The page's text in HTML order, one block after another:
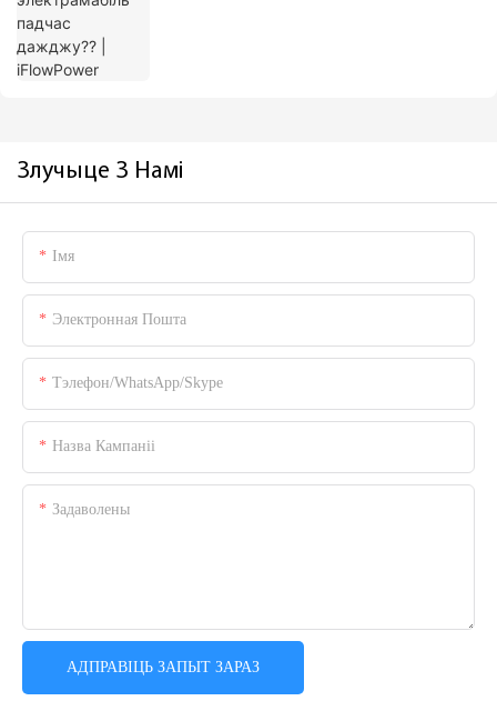
Злучыце З Намі
Імя
Электронная Пошта
Тэлефон/WhatsApp/Skype
Назва Кампаніі
Задаволены
АДПРАВІЦЬ ЗАПЫТ ЗАРАЗ